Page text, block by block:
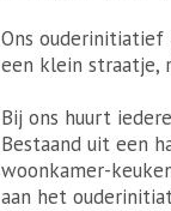
Ons
een klein straatje,
Bij ons huurt
Bestaand uit een
woonkamer-
aan het